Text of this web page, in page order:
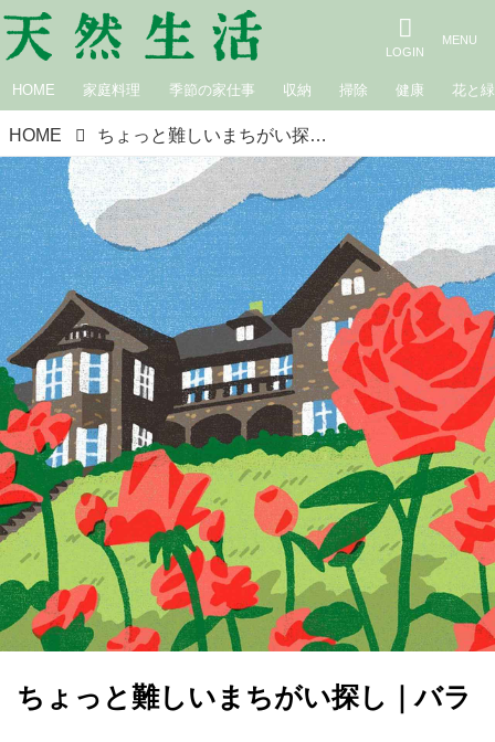
HOME 家庭料理 季節の家仕事 収納 掃除 健康 花と緑
HOME ちょっと難しいまちがい探し｜バラ
ちょっと難しいまちがい探し｜バラ